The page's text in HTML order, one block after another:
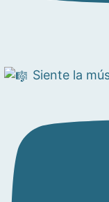
Siente la